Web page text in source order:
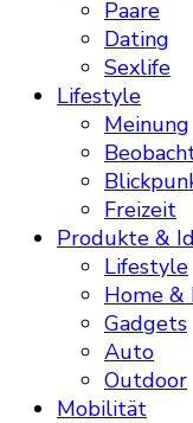
Paare
Dating
Sexlife
Lifestyle
Meinung
Freizeit
Produkte &
Lifestyle
Home &
Gadgets
Auto
Outdoor
Mobilität